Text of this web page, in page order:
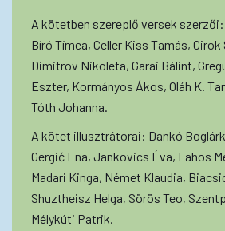
A kötetben szereplő versek
Bíró Tímea, Celler Kiss Tamás,
Dimitrov Nikoleta, Garai Bálint,
Eszter, Kormányos Ákos, Oláh K.
Tóth Johanna.
A kötet illusztrátorai: Dankó
Gergić Ena, Jankovics Éva, Lahos
Madari Kinga, Német Klaudia,
Shuztheisz Helga, Sörös Teo,
Mélykúti Patrik.